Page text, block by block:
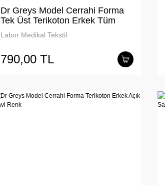
Dr Greys Model Cerrahi Forma
Tek Üst Terikoton Erkek Tüm
Renkler.
Labor Medikal Tekstil
790,00 TL